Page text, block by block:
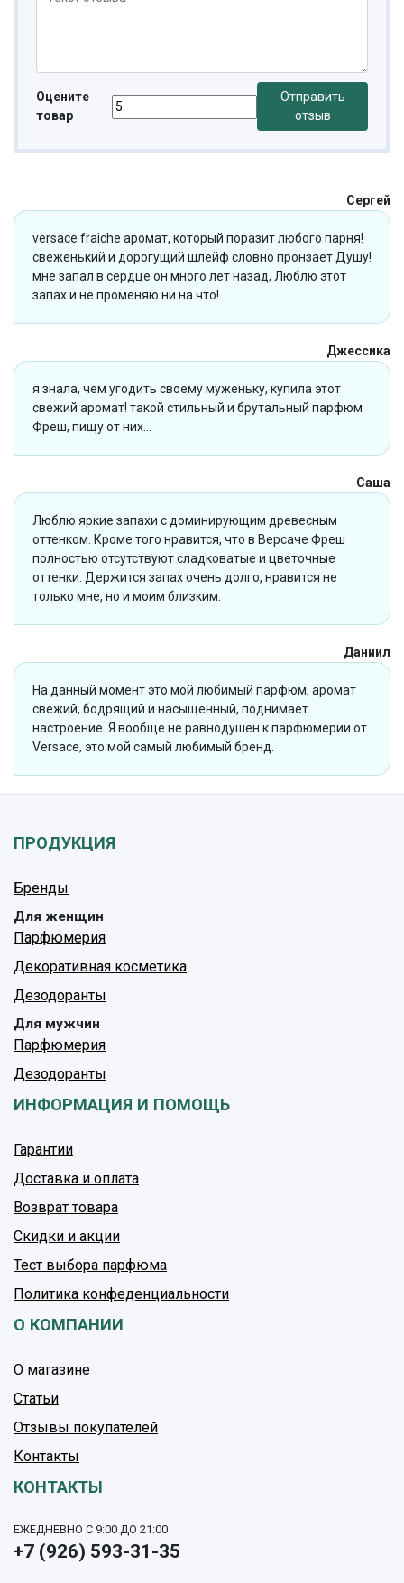
Оцените
товар
Отправить
отзыв
Сергей
versace fraiche аромат, который поразит любого парня!
свеженький и дорогущий шлейф словно пронзает Душу!
мне запал в сердце он много лет назад, Люблю этот
запах и не променяю ни на что!
Джессика
я знала, чем угодить своему муженьку, купила этот
свежий аромат! такой стильный и брутальный парфюм
Фреш, пищу от них...
Саша
Люблю яркие запахи с доминирующим древесным
оттенком. Кроме того нравится, что в Версаче Фреш
полностью отсутствуют сладковатые и цветочные
оттенки. Держится запах очень долго, нравится не
только мне, но и моим близким.
Даниил
На данный момент это мой любимый парфюм, аромат
свежий, бодрящий и насыщенный, поднимает
настроение. Я вообще не равнодушен к парфюмерии от
Versace, это мой самый любимый бренд.
ПРОДУКЦИЯ
Бренды
Для женщин
Парфюмерия
Декоративная косметика
Дезодоранты
Для мужчин
Парфюмерия
Дезодоранты
ИНФОРМАЦИЯ И ПОМОЩЬ
Гарантии
Доставка и оплата
Возврат товара
Скидки и акции
Тест выбора парфюма
Политика конфеденциальности
О КОМПАНИИ
О магазине
Статьи
Отзывы покупателей
Контакты
КОНТАКТЫ
ЕЖЕДНЕВНО С 9:00 ДО 21:00
+7 (926) 593-31-35